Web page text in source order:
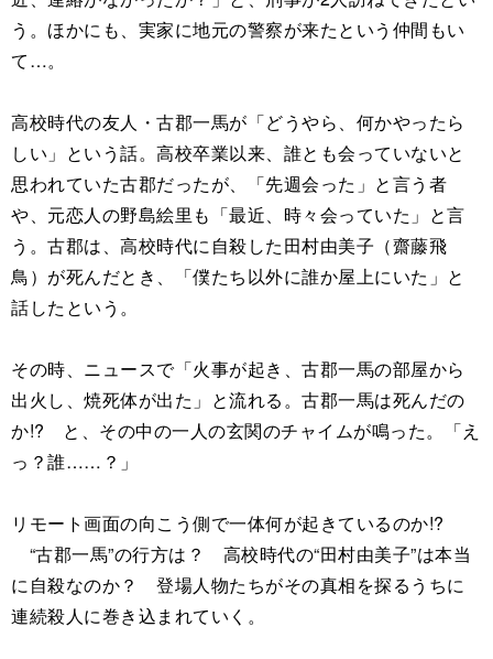
う。ほかにも、実家に地元の警察が来たという仲間もい
て…。
高校時代の友人・古郡一馬が「どうやら、何かやったら
しい」という話。高校卒業以来、誰とも会っていないと
思われていた古郡だったが、「先週会った」と言う者
や、元恋人の野島絵里も「最近、時々会っていた」と言
う。古郡は、高校時代に自殺した田村由美子（齋藤飛
鳥）が死んだとき、「僕たち以外に誰か屋上にいた」と
話したという。
その時、ニュースで「火事が起き、古郡一馬の部屋から
出火し、焼死体が出た」と流れる。古郡一馬は死んだの
か!? と、その中の一人の玄関のチャイムが鳴った。「え
っ？誰……？」
リモート画面の向こう側で一体何が起きているのか!?
“古郡一馬”の行方は？ 高校時代の“田村由美子”は本当
に自殺なのか？ 登場人物たちがその真相を探るうちに
連続殺人に巻き込まれていく。